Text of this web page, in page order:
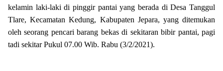
kelamin laki-laki di pinggir pantai yang berada di Desa Tanggul
Tlare, Kecamatan Kedung, Kabupaten Jepara, yang ditemukan
oleh seorang pencari barang bekas di sekitaran bibir pantai, pagi
tadi sekitar Pukul 07.00 Wib. Rabu (3/2/2021).